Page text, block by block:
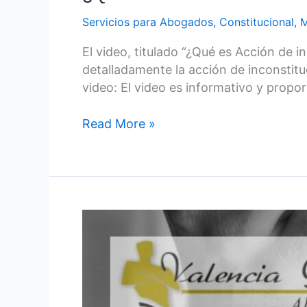
Servicios para Abogados, Constitucional,
El video, titulado “¿Qué es Acción de
detalladamente la acción de
video: El video es informativo y
Read More »
herederos,
cónyuges